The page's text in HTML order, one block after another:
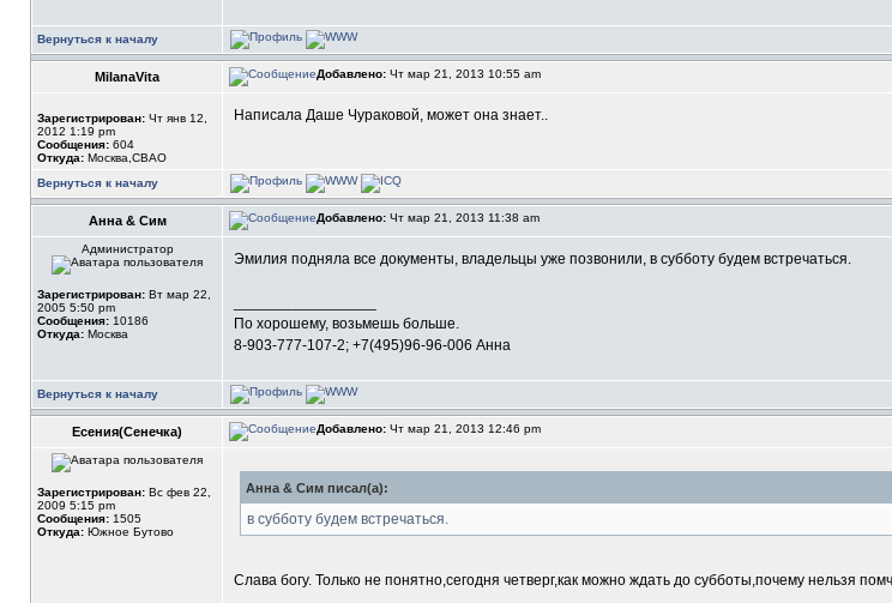
Вернуться к началу
MilanaVita Добавлено: Чт мар 21, 2013 10:55 am
Зарегистрирован: Чт янв 12,
2012 1:19 pm
Сообщения: 604
Откуда: Москва,СВАО
Написала Даше Чураковой, может она знает..
Вернуться к началу
Анна & Сим Добавлено: Чт мар 21, 2013 11:38 am
Администратор
Зарегистрирован: Вт мар 22,
2005 5:50 pm
Сообщения: 10186
Откуда: Москва
Эмилия подняла все документы, владельцы уже позвонили, в субботу будем встречаться.
По хорошему, возьмешь больше.
8-903-777-107-2; +7(495)96-96-006 Анна
Вернуться к началу
Есения(Сенечка) Добавлено: Чт мар 21, 2013 12:46 pm
Зарегистрирован: Вс фев 22,
2009 5:15 pm
Сообщения: 1505
Откуда: Южное Бутово
Анна & Сим писал(а):
в субботу будем встречаться.
Слава богу. Только не понятно,сегодня четверг,как можно ждать до субботы,почему нельзя